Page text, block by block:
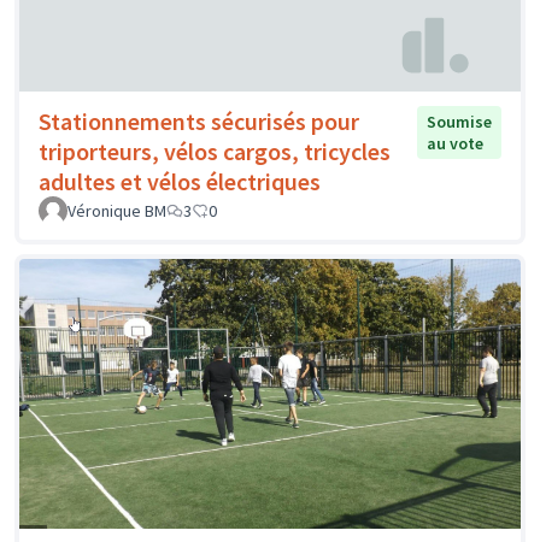
Stationnements sécurisés pour
triporteurs, vélos cargos, tricycles
adultes et vélos électriques
Soumise
au vote
Véronique BM 3 0